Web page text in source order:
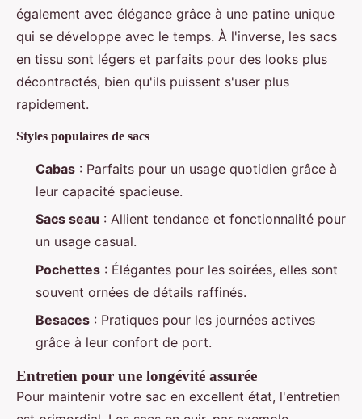
également avec élégance grâce à une patine unique
qui se développe avec le temps. À l'inverse, les sacs
en tissu sont légers et parfaits pour des looks plus
décontractés, bien qu'ils puissent s'user plus
rapidement.
Styles populaires de sacs
Cabas : Parfaits pour un usage quotidien grâce à
leur capacité spacieuse.
Sacs seau : Allient tendance et fonctionnalité pour
un usage casual.
Pochettes : Élégantes pour les soirées, elles sont
souvent ornées de détails raffinés.
Besaces : Pratiques pour les journées actives
grâce à leur confort de port.
Entretien pour une longévité assurée
Pour maintenir votre sac en excellent état, l'entretien